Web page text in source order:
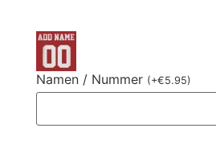
Namen / Nummer (+€5.95)